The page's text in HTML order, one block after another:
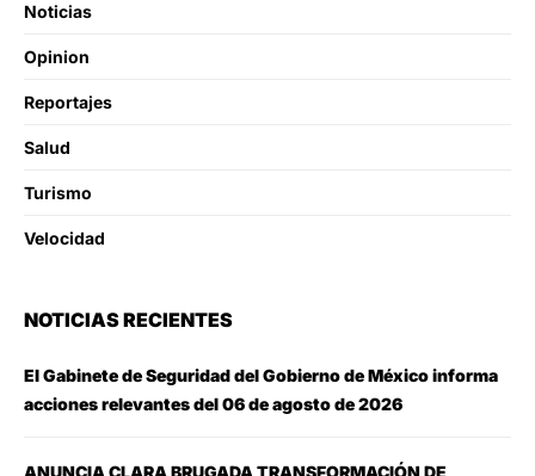
Noticias
Opinion
Reportajes
Salud
Turismo
Velocidad
NOTICIAS RECIENTES
El Gabinete de Seguridad del Gobierno de México informa
acciones relevantes del 06 de agosto de 2026